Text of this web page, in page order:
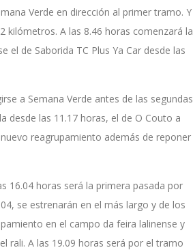
Verde en dirección al primer tramo. Y
kilómetros. A las 8.46 horas comenzará la
de Saborida TC Plus Ya Car desde las
a Semana Verde antes de las segundas
desde las 11.17 horas, el de O Couto a
reagrupamiento además de reponer
16.04 horas será la primera pasada por
se estrenarán en el más largo y de los
en el campo da feira lalinense y
rali. A las 19.09 horas será por el tramo